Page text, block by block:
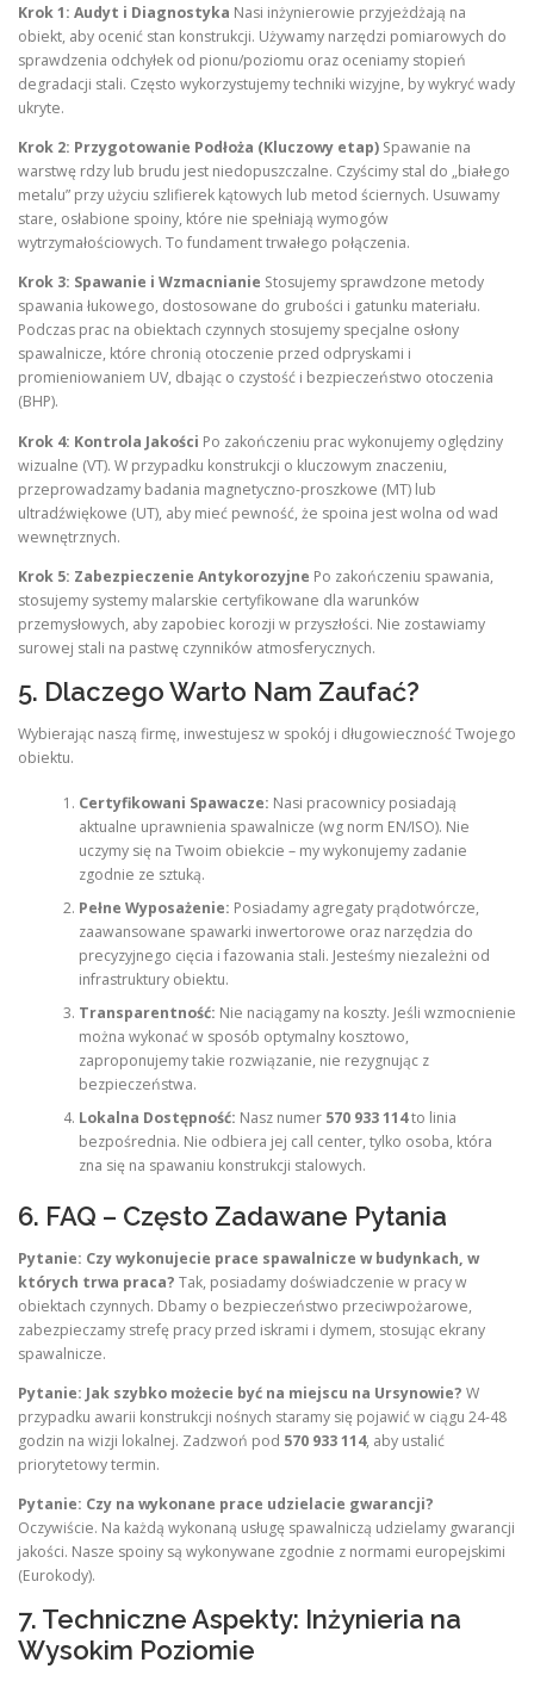
Krok 1: Audyt i Diagnostyka Nasi inżynierowie przyjeżdżają na
obiekt, aby ocenić stan konstrukcji. Używamy narzędzi pomiarowych do
sprawdzenia odchyłek od pionu/poziomu oraz oceniamy stopień
degradacji stali. Często wykorzystujemy techniki wizyjne, by wykryć wady
ukryte.
Krok 2: Przygotowanie Podłoża (Kluczowy etap) Spawanie na
warstwę rdzy lub brudu jest niedopuszczalne. Czyścimy stal do „białego
metalu” przy użyciu szlifierek kątowych lub metod ściernych. Usuwamy
stare, osłabione spoiny, które nie spełniają wymogów
wytrzymałościowych. To fundament trwałego połączenia.
Krok 3: Spawanie i Wzmacnianie Stosujemy sprawdzone metody
spawania łukowego, dostosowane do grubości i gatunku materiału.
Podczas prac na obiektach czynnych stosujemy specjalne osłony
spawalnicze, które chronią otoczenie przed odpryskami i
promieniowaniem UV, dbając o czystość i bezpieczeństwo otoczenia
(BHP).
Krok 4: Kontrola Jakości Po zakończeniu prac wykonujemy oględziny
wizualne (VT). W przypadku konstrukcji o kluczowym znaczeniu,
przeprowadzamy badania magnetyczno-proszkowe (MT) lub
ultradźwiękowe (UT), aby mieć pewność, że spoina jest wolna od wad
wewnętrznych.
Krok 5: Zabezpieczenie Antykorozyjne Po zakończeniu spawania,
stosujemy systemy malarskie certyfikowane dla warunków
przemysłowych, aby zapobiec korozji w przyszłości. Nie zostawiamy
surowej stali na pastwę czynników atmosferycznych.
5. Dlaczego Warto Nam Zaufać?
Wybierając naszą firmę, inwestujesz w spokój i długowieczność Twojego
obiektu.
Certyfikowani Spawacze: Nasi pracownicy posiadają
aktualne uprawnienia spawalnicze (wg norm EN/ISO). Nie
uczymy się na Twoim obiekcie – my wykonujemy zadanie
zgodnie ze sztuką.
Pełne Wyposażenie: Posiadamy agregaty prądotwórcze,
zaawansowane spawarki inwertorowe oraz narzędzia do
precyzyjnego cięcia i fazowania stali. Jesteśmy niezależni od
infrastruktury obiektu.
Transparentność: Nie naciągamy na koszty. Jeśli wzmocnienie
można wykonać w sposób optymalny kosztowo,
zaproponujemy takie rozwiązanie, nie rezygnując z
bezpieczeństwa.
Lokalna Dostępność: Nasz numer 570 933 114to linia
bezpośrednia. Nie odbiera jej call center, tylko osoba, która
zna się na spawaniu konstrukcji stalowych.
6. FAQ – Często Zadawane Pytania
Pytanie: Czy wykonujecie prace spawalnicze w budynkach, w
których trwa praca? Tak, posiadamy doświadczenie w pracy w
obiektach czynnych. Dbamy o bezpieczeństwo przeciwpożarowe,
zabezpieczamy strefę pracy przed iskrami i dymem, stosując ekrany
spawalnicze.
Pytanie: Jak szybko możecie być na miejscu na Ursynowie? W
przypadku awarii konstrukcji nośnych staramy się pojawić w ciągu 24-48
godzin na wizji lokalnej. Zadzwoń pod 570 933 114, aby ustalić
priorytetowy termin.
Pytanie: Czy na wykonane prace udzielacie gwarancji?
Oczywiście. Na każdą wykonaną usługę spawalniczą udzielamy gwarancji
jakości. Nasze spoiny są wykonywane zgodnie z normami europejskimi
(Eurokody).
7. Techniczne Aspekty: Inżynieria na
Wysokim Poziomie